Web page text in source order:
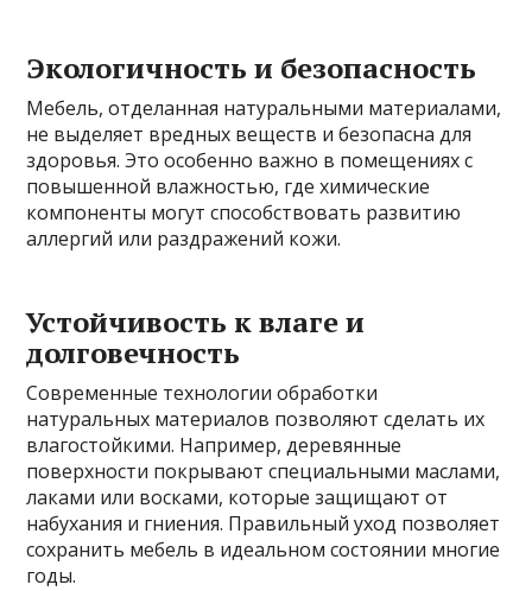
Экологичность и безопасность
Мебель, отделанная натуральными материалами,
не выделяет вредных веществ и безопасна для
здоровья. Это особенно важно в помещениях с
повышенной влажностью, где химические
компоненты могут способствовать развитию
аллергий или раздражений кожи.
Устойчивость к влаге и
долговечность
Современные технологии обработки
натуральных материалов позволяют сделать их
влагостойкими. Например, деревянные
поверхности покрывают специальными маслами,
лаками или восками, которые защищают от
набухания и гниения. Правильный уход позволяет
сохранить мебель в идеальном состоянии многие
годы.